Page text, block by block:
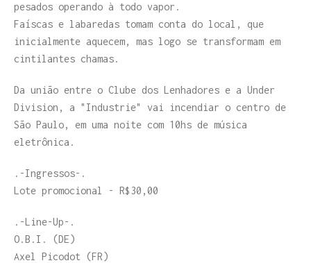
pesados operando à todo vapor.
Faíscas e labaredas tomam conta do local, que
inicialmente aquecem, mas logo se transformam em
cintilantes chamas.
Da união entre o Clube dos Lenhadores e a Under
Division, a "Industrie" vai incendiar o centro de
São Paulo, em uma noite com 10hs de música
eletrônica.
.-Ingressos-.
Lote promocional - R$30,00
.-Line-Up-.
O.B.I. (DE)
Axel Picodot (FR)